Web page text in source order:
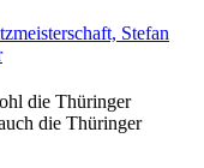
Stefan
die Thüringer
die Thüringer